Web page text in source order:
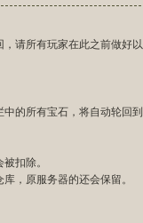
，请所有玩家在此之前做好以
的所有宝石，将自动轮回到
扣除。
，原服务器的还会保留。